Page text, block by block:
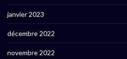
janvier 2023
décembre 2022
novembre 2022